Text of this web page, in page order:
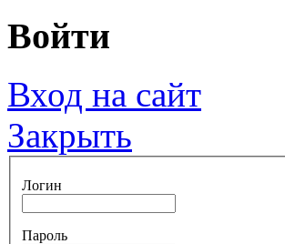
Войти
Вход на сайт
Закрыть
Логин
Пароль